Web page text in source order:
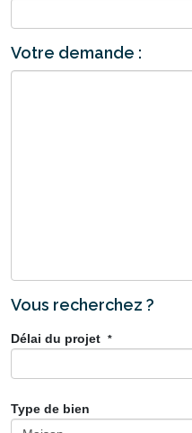
Votre demande :
Vous recherchez ?
Délai du projet *
Type de bien